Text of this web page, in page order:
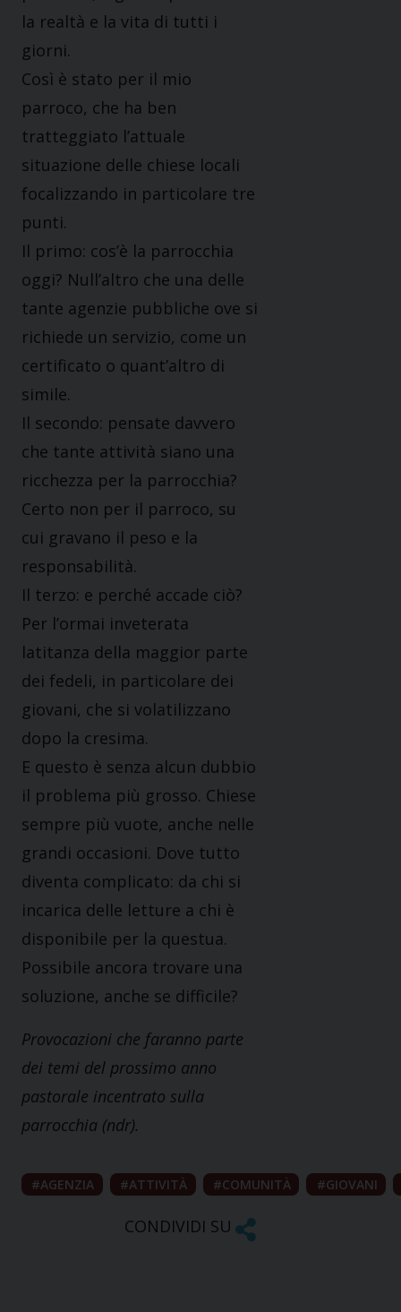
la realtà e la vita di tutti i
giorni.
Così è stato per il mio
parroco, che ha ben
tratteggiato l’attuale
situazione delle chiese locali
focalizzando in particolare tre
punti.
Il primo: cos’è la parrocchia
oggi? Null’altro che una delle
tante agenzie pubbliche ove si
richiede un servizio, come un
certificato o quant’altro di
simile.
Il secondo: pensate davvero
che tante attività siano una
ricchezza per la parrocchia?
Certo non per il parroco, su
cui gravano il peso e la
responsabilità.
Il terzo: e perché accade ciò?
Per l’ormai inveterata
latitanza della maggior parte
dei fedeli, in particolare dei
giovani, che si volatilizzano
dopo la cresima.
E questo è senza alcun dubbio
il problema più grosso. Chiese
sempre più vuote, anche nelle
grandi occasioni. Dove tutto
diventa complicato: da chi si
incarica delle letture a chi è
disponibile per la questua.
Possibile ancora trovare una
soluzione, anche se difficile?
Provocazioni che faranno parte
dei temi del prossimo anno
pastorale incentrato sulla
parrocchia (ndr).
AGENZIA ATTIVITÀ COMUNITÀ GIOVANI
CONDIVIDI SU